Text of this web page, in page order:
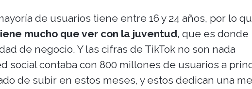
de usuarios tiene entre 16 y 24 años, por lo
mucho que ver con la juventud, que es donde
de negocio. Y las cifras de TikTok no son nada
social contaba con 800 millones de usuarios a
de subir en estos meses, y estos dedican una